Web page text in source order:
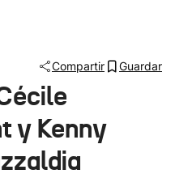
Compartir Guardar
y Kenny